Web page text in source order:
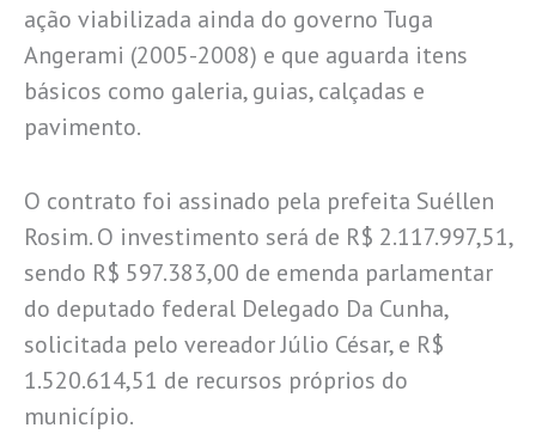
ação viabilizada ainda do governo Tuga
Angerami (2005-2008) e que aguarda itens
básicos como galeria, guias, calçadas e
pavimento.
O contrato foi assinado pela prefeita Suéllen
Rosim. O investimento será de R$ 2.117.997,51,
sendo R$ 597.383,00 de emenda parlamentar
do deputado federal Delegado Da Cunha,
solicitada pelo vereador Júlio César, e R$
1.520.614,51 de recursos próprios do
município.